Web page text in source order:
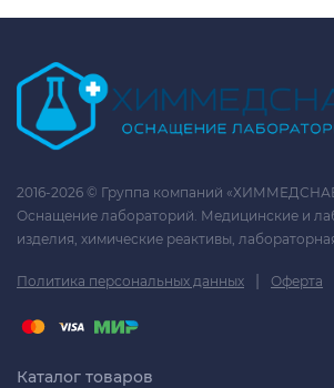
2016-2026 © Группа компаний
Оснащение лабораторий. Медицинские и
изделия, химические реактивы,
Политика персональных данных | Оферта
Каталог товаров